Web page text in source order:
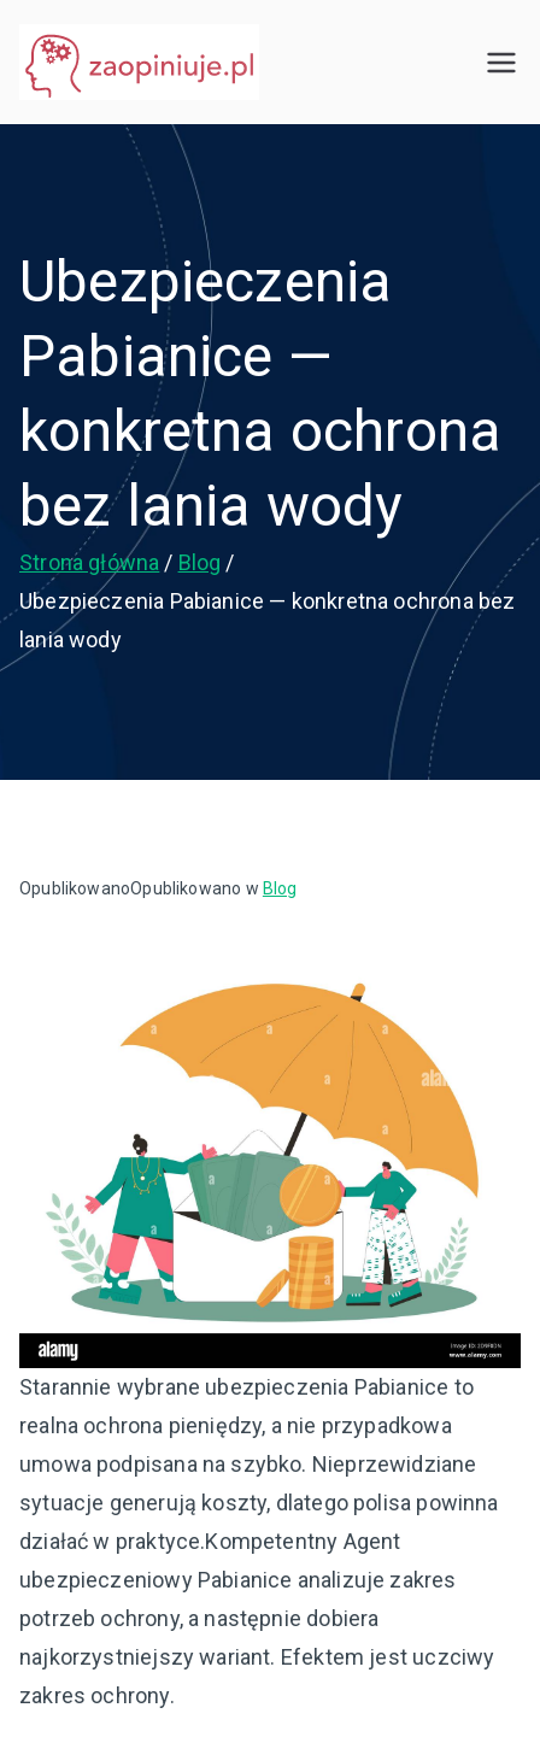
treści
Ubezpieczenia
Pabianice —
konkretna ochrona
bez lania wody
Strona główna
Blog
Ubezpieczenia Pabianice — konkretna ochrona bez
lania wody
OpublikowanoOpublikowano w Blog
Starannie wybrane ubezpieczenia Pabianice to
realna ochrona pieniędzy, a nie przypadkowa
umowa podpisana na szybko. Nieprzewidziane
sytuacje generują koszty, dlatego polisa powinna
działać w praktyce.Kompetentny Agent
ubezpieczeniowy Pabianice analizuje zakres
potrzeb ochrony, a następnie dobiera
najkorzystniejszy wariant. Efektem jest uczciwy
zakres ochrony.